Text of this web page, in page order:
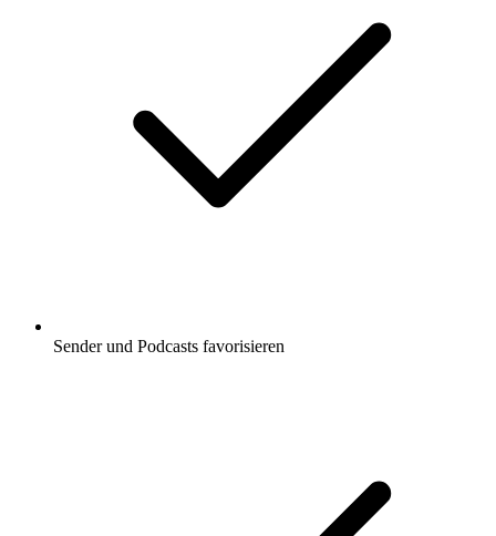
Sender und Podcasts favorisieren